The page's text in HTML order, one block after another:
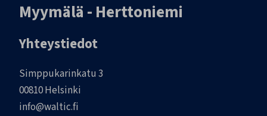
Myymälä - Herttoniemi
Yhteystiedot
Simppukarinkatu 3
00810 Helsinki
info@waltic.fi